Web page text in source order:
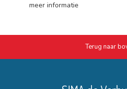
meer informatie
Terug naar